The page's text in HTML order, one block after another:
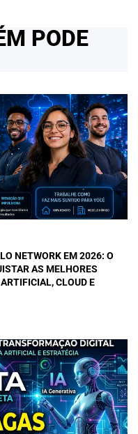
PODE
NETWORK EM 2026: O
AS MELHORES
CLOUD E